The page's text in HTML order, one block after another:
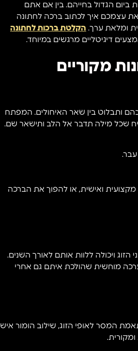
ביום הגדול בחייהם. בין אם אתם
את עצמכם איך לכתוב ברכה לחתונה
ומלאת ערך. הקלטת ברכות לחתונה
דיגיטליים מרגשים במיוחד.
מקוריים
ותבלוט בין שאר האיחולים. המפתח
שכל מילה תדבר אל הלב ותישאר שם.
עבר.
ואישית, או להפוך את הברכה
ויכולה ללוות אותם לאורך השנים.
מוחשית שהולכת איתם גם אחרי
המסר לאופי הזוג, שילוב הומור